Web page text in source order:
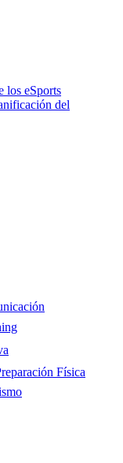
los eSports
del
Física